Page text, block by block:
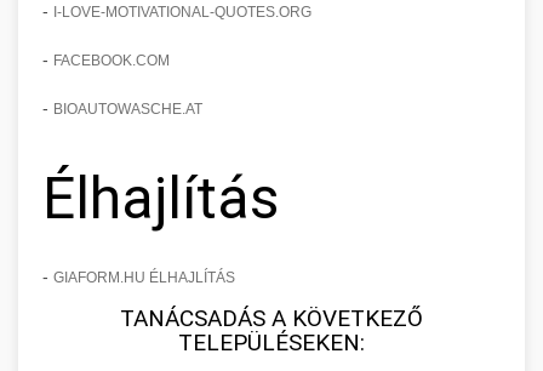
- I-LOVE-MOTIVATIONAL-QUOTES.ORG
- FACEBOOK.COM
- BIOAUTOWASCHE.AT
Élhajlítás
- GIAFORM.HU ÉLHAJLÍTÁS
TANÁCSADÁS A KÖVETKEZŐ
TELEPÜLÉSEKEN: